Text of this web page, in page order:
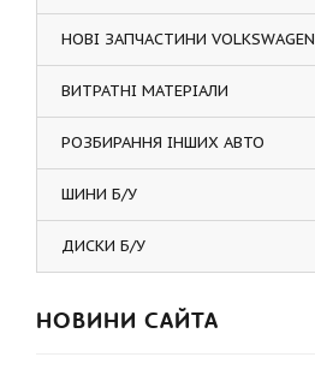
НОВІ ЗАПЧАСТИНИ VOLKSWAGEN
ВИТРАТНІ МАТЕРІАЛИ
РОЗБИРАННЯ ІНШИХ АВТО
ШИНИ Б/У
ДИСКИ Б/У
НОВИНИ САЙТА